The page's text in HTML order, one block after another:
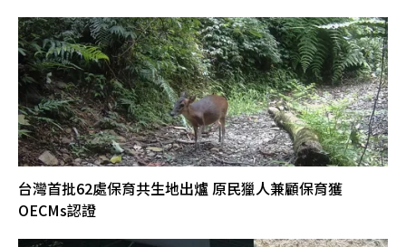
台灣首批62處保育共生地出爐 原民獵人兼顧保育獲
OECMs認證